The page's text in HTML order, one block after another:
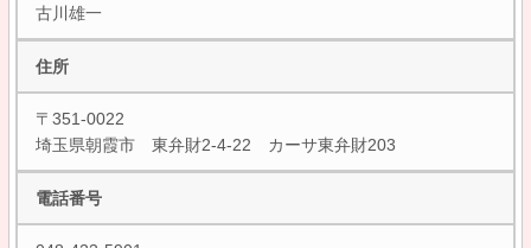
古川雄一
住所
〒351-0022
埼玉県朝霞市 東弁財2-4-22 カーサ東弁財203
電話番号